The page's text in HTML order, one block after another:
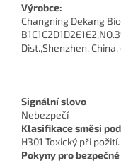
Výrobce:
Changning Dekang
Dist.,Shenzhen,
Signální slovo
Nebezpečí
Klasifikace směsi
H301 Toxický při požití.
Pokyny pro